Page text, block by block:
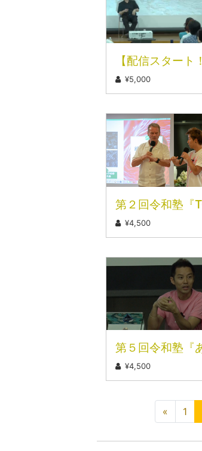
¥5,000
¥4,500
¥4,500
« 1